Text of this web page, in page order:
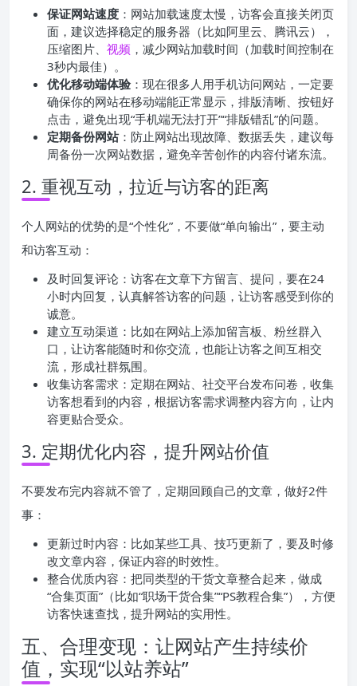
保证网站速度 ：网站加载速度太慢，访客会直接关闭页
面，建议选择稳定的服务器（比如阿里云、腾讯云），
压缩图片、 视频 ，减少网站加载时间（加载时间控制在
3秒内最佳）。
优化移动端体验：现在很多人用手机访问网站，一定要
确保你的网站在移动端能正常显示，排版清晰、按钮好
点击，避免出现“手机端无法打开”“排版错乱”的问题。
定期备份网站：防止网站出现故障、数据丢失，建议每
周备份一次网站数据，避免辛苦创作的内容付诸东流。
2. 重视互动，拉近与访客的距离
个人网站的优势的是“个性化”，不要做“单向输出”，要主动
和访客互动：
及时回复评论：访客在文章下方留言、提问，要在24
小时内回复，认真解答访客的问题，让访客感受到你的
诚意。
建立互动渠道：比如在网站上添加留言板、粉丝群入
口，让访客能随时和你交流，也能让访客之间互相交
流，形成社群氛围。
收集访客需求：定期在网站、社交平台发布问卷，收集
访客想看到的内容，根据访客需求调整内容方向，让内
容更贴合受众。
3. 定期优化内容，提升网站价值
不要发布完内容就不管了，定期回顾自己的文章，做好2件
事：
更新过时内容：比如某些工具、技巧更新了，要及时修
改文章内容，保证内容的时效性。
整合优质内容：把同类型的干货文章整合起来，做成
“合集页面”（比如“职场干货合集”“PS教程合集”），方便
访客快速查找，提升网站的实用性。
五、合理变现：让网站产生持续价
值，实现“以站养站”